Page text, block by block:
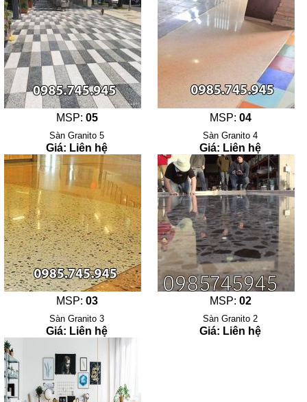
MSP: 05
Sàn Granito 5
Giá: Liên hệ
MSP: 04
Sàn Granito 4
Giá: Liên hệ
MSP: 03
Sàn Granito 3
Giá: Liên hệ
MSP: 02
Sàn Granito 2
Giá: Liên hệ